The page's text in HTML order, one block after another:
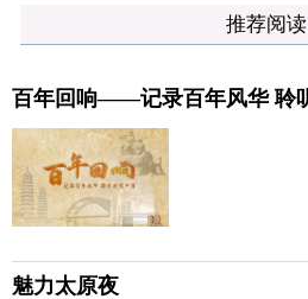
推荐阅读
百年回响——记录百年风华 聆
魅力太原夜